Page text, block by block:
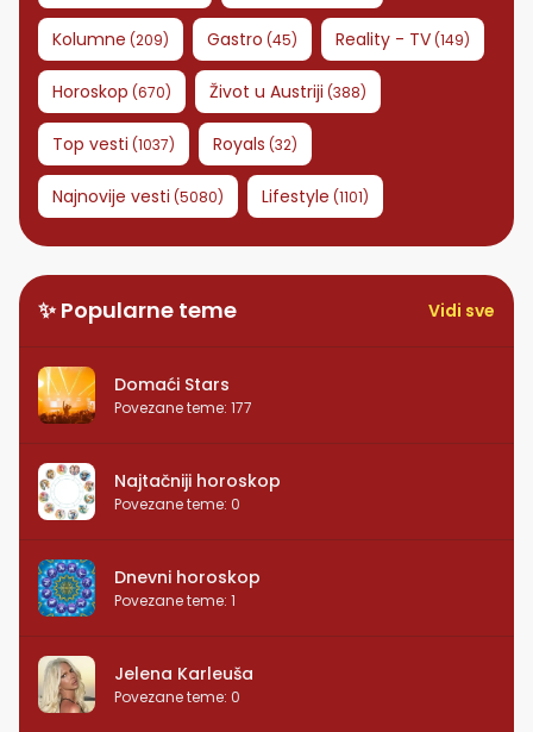
Kolumne (209) Gastro (45) Reality - TV(149)
Horoskop (670) Život u Austriji (388)
Top vesti (1037) Royals (32)
Najnovije vesti (5080) Lifestyle (1101)
✨ Popularne teme Vidi sve
Domaći Stars
Povezane teme: 177
Najtačniji horoskop
Povezane teme: 0
Dnevni horoskop
Povezane teme: 1
Jelena Karleuša
Povezane teme: 0